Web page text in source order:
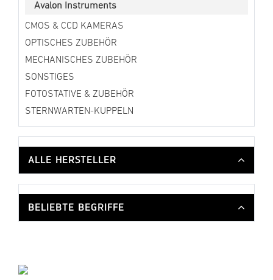
Avalon Instruments
CMOS & CCD KAMERAS
OPTISCHES ZUBEHÖR
MECHANISCHES ZUBEHÖR
SONSTIGES
FOTOSTATIVE & ZUBEHÖR
STERNWARTEN-KUPPELN
ALLE HERSTELLER
BELIEBTE BEGRIFFE